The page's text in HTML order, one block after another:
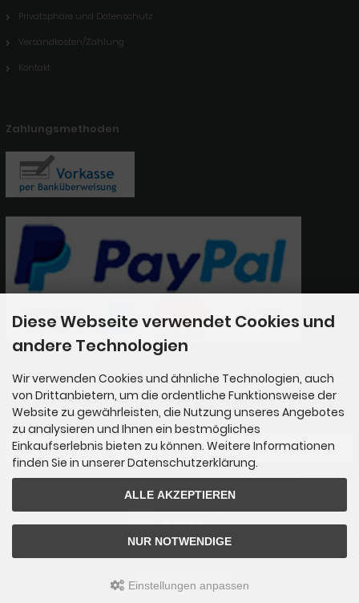
Privatsphäre und Datenschutz
Versandkosten/Zahlung
Kontakt
Zahlungsmethoden
Newsletter-Anmeldung
E-Mail-Adresse:
Der Newsletter kann jederzeit hier oder in Ihrem Kundenkonto abbestellt werden.
SEHR GUT
Diese Webseite verwendet Cookies und
andere Technologien
Wir verwenden Cookies und ähnliche Technologien, auch
von Drittanbietern, um die ordentliche Funktionsweise der
Website zu gewährleisten, die Nutzung unseres Angebotes
zu analysieren und Ihnen ein bestmögliches
Einkaufserlebnis bieten zu können. Weitere Informationen
finden Sie in unserer Datenschutzerklärung.
ALLE AKZEPTIEREN
NUR NOTWENDIGE
Einstellungen anpassen